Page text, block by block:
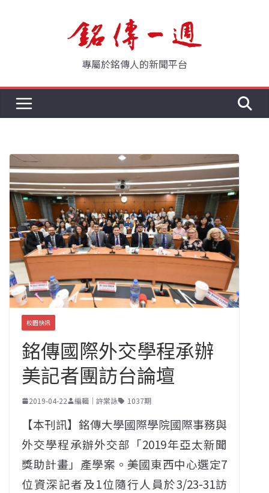
專屬於銘傳人的新聞平台
校園快訊
銘傳國際外交學程承辦
美記者團訪台論壇
2019-04-22 編輯｜許棠詠 1037期
【本刊訊】銘傳大學國際學院國際事務與
外交學程承辦外交部「2019年亞太新聞
獎助計畫」產學案。美國東西中心選定7
位資深記者及1位隨行人員於3/23-31訪